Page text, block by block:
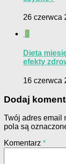
26 czerwca
0
Dieta
efekty
16 czerwca
Dodaj
Twój adres email
pola są
Komentarz *